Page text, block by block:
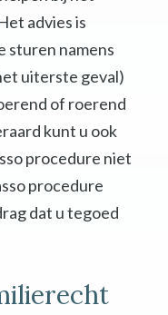
advies is
sturen namens
uiterste geval)
of roerend
kunt u ook
procedure niet
procedure
dat u tegoed